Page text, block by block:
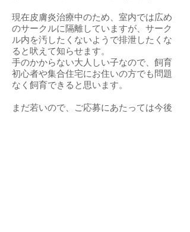
現在皮膚炎治療中のため、室内では広め
のサークルに隔離していますが、サーク
ル内を汚したくないようで排泄したくな
ると吠えて知らせます。
手のかからない大人しい子なので、飼育
初心者や集合住宅にお住いの方でも問題
なく飼育できると思います。
まだ若いので、ご応募にあたっては今後